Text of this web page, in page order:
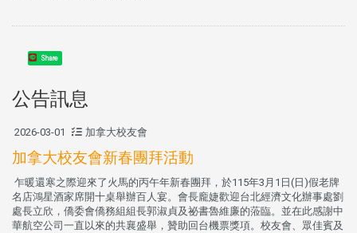
Share
公告訊息
2026-03-01 加拿大校友會
加拿大校友會新春團拜活動
乍暖還寒之際迎來了火馬的丙午年新春團拜，於115年3月1日(日)假老牌
名店鴻星酒家席開十桌舉辦百人宴。會長龐婕歡迎台北經濟文化辦事處劉
處長立欣，僑委會僑務組組長郭淑貞及祕書魯維廉的蒞臨。並在此感謝中
華航空公司一直以來的共襄盛舉，贊助回台機票獎項。校友會、眾佳賓及